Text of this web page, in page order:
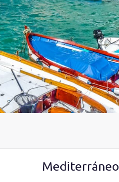
Mediterráneo